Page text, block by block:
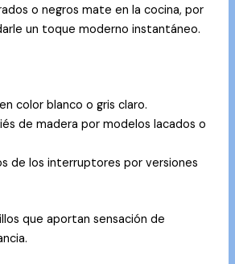
o negros mate en la cocina, por
un toque moderno instantáneo.
color blanco o gris claro.
de madera por modelos lacados o
de los interruptores por versiones
que aportan sensación de